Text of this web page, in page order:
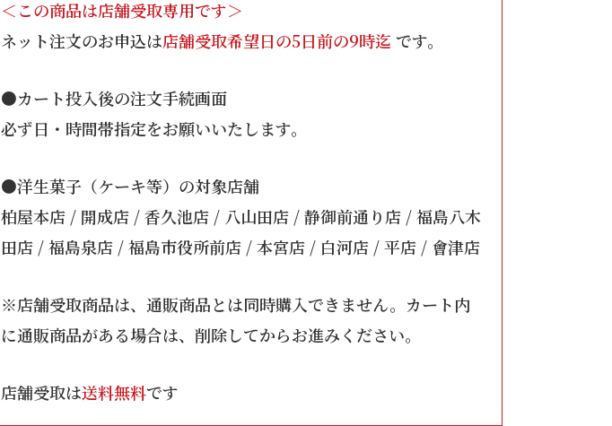
＜この商品は店舗受取専用です＞
ネット注文のお申込は店舗受取希望日の5日前の9時迄 です。
●カート投入後の注文手続画面
必ず日・時間帯指定をお願いいたします。
●洋生菓子（ケーキ等）の対象店舗
柏屋本店 / 開成店 / 香久池店 / 八山田店 / 静御前通り店 / 福島八木
田店 / 福島泉店 / 福島市役所前店 / 本宮店 / 白河店 / 平店 / 會津店
※店舗受取商品は、通販商品とは同時購入できません。カート内
に通販商品がある場合は、削除してからお進みください。
店舗受取は送料無料です